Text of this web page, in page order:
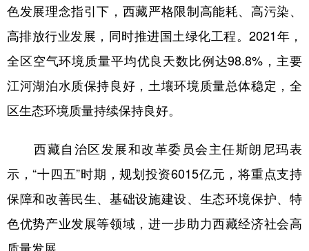
色发展理念指引下，西藏严格限制高能耗、高污染、
高排放行业发展，同时推进国土绿化工程。2021年，
全区空气环境质量平均优良天数比例达98.8%，主要
江河湖泊水质保持良好，土壤环境质量总体稳定，全
区生态环境质量持续保持良好。
西藏自治区发展和改革委员会主任斯朗尼玛表
示，“十四五”时期，规划投资6015亿元，将重点支持
保障和改善民生、基础设施建设、生态环境保护、特
色优势产业发展等领域，进一步助力西藏经济社会高